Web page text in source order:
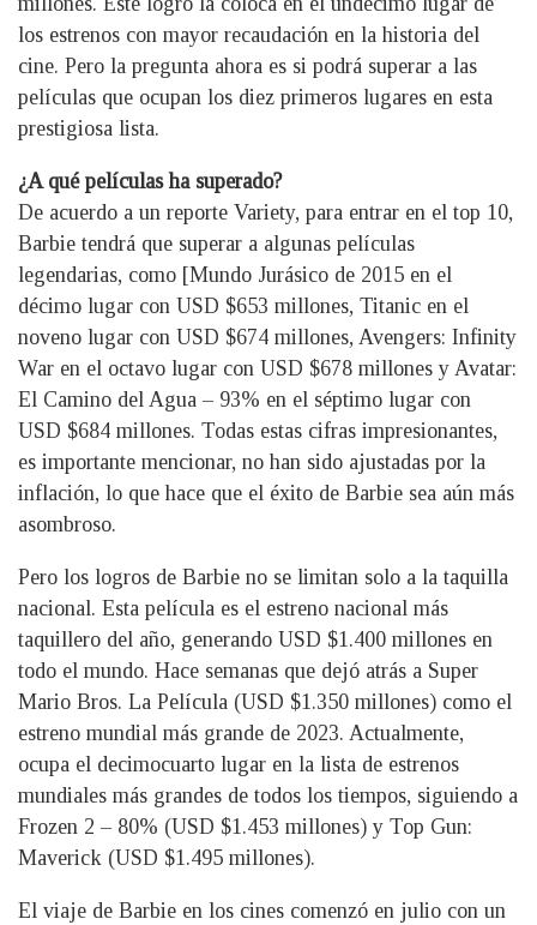
los estrenos con mayor recaudación en la historia del
cine. Pero la pregunta ahora es si podrá superar a las
películas que ocupan los diez primeros lugares en esta
prestigiosa lista.
¿A qué películas ha superado?
De acuerdo a un reporte Variety, para entrar en el top 10,
Barbie tendrá que superar a algunas películas
legendarias, como [Mundo Jurásico de 2015 en el
décimo lugar con USD $653 millones, Titanic en el
noveno lugar con USD $674 millones, Avengers: Infinity
War en el octavo lugar con USD $678 millones y Avatar:
El Camino del Agua – 93% en el séptimo lugar con
USD $684 millones. Todas estas cifras impresionantes,
es importante mencionar, no han sido ajustadas por la
inflación, lo que hace que el éxito de Barbie sea aún más
asombroso.
Pero los logros de Barbie no se limitan solo a la taquilla
nacional. Esta película es el estreno nacional más
taquillero del año, generando USD $1.400 millones en
todo el mundo. Hace semanas que dejó atrás a Super
Mario Bros. La Película (USD $1.350 millones) como el
estreno mundial más grande de 2023. Actualmente,
ocupa el decimocuarto lugar en la lista de estrenos
mundiales más grandes de todos los tiempos, siguiendo a
Frozen 2 – 80% (USD $1.453 millones) y Top Gun:
Maverick (USD $1.495 millones).
El viaje de Barbie en los cines comenzó en julio con un